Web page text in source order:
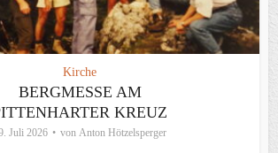
Kirche
BERGMESSE AM
KREUZ
Juli 2026 von Anton Hötzelsperger